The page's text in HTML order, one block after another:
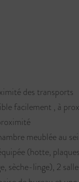
des transports
facilement , à
meublée au
(hotte,
linge), 2